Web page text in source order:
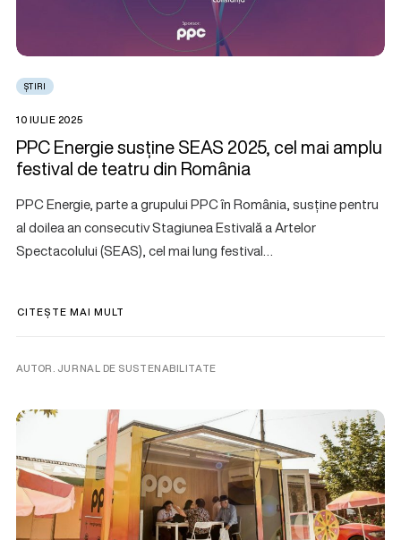
ȘTIRI
10 IULIE 2025
PPC Energie susține SEAS 2025, cel mai amplu
festival de teatru din România
PPC Energie, parte a grupului PPC în România, susține pentru
al doilea an consecutiv Stagiunea Estivală a Artelor
Spectacolului (SEAS), cel mai lung festival…
CITEȘTE MAI MULT
AUTOR. JURNAL DE SUSTENABILITATE